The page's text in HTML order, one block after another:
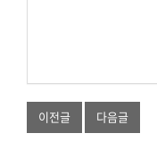
이전글 다음글